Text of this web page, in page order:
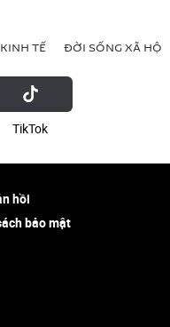
KINH TẾ ĐỜI SỐNG XÃ HỘI
ТikТоk
hồi
bảo mật